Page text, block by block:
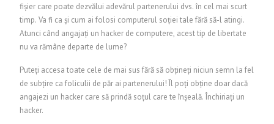
fișier care poate dezvălui adevărul partenerului dvs. în cel mai scurt
timp. Va fi ca și cum ai folosi computerul soției tale fără să-l atingi.
Atunci când angajați un hacker de computere, acest tip de libertate
nu va rămâne departe de lume?
Puteți accesa toate cele de mai sus fără să obțineți niciun semn la fel
de subțire ca foliculii de păr ai partenerului! Îl poți obține doar dacă
angajezi un hacker care să prindă soțul care te înșeală.Închiriați un
hacker.